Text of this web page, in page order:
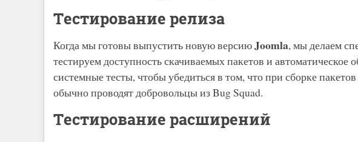
Тестирование релиза
Когда мы готовы выпустить новую версиюJoomla, мы делаем
тестируем доступность скачиваемых пакетов и
системные тесты, чтобы убедиться в том, что при сборке
обычно проводят добровольцы из Bug Squad.
Тестирование расширений